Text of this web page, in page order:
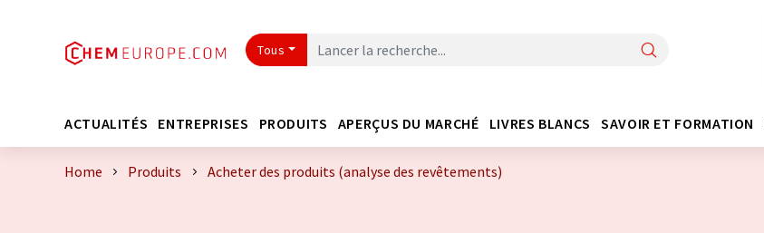
Tous
ACTUALITÉS ENTREPRISES PRODUITS APERÇUS DU MARCHÉ LIVRES BLANCS SAVOIR ET FORMATION
Home Produits Acheter des produits (analyse des revêtements)